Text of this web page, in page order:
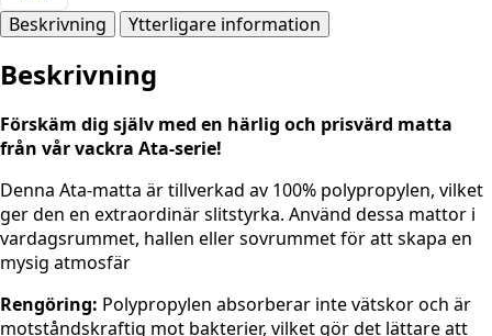
Beskrivning Ytterligare information
Beskrivning
Förskäm dig själv med en härlig och prisvärd matta
från vår vackra Ata-serie!
Denna Ata-matta är tillverkad av 100% polypropylen, vilket
ger den en extraordinär slitstyrka. Använd dessa mattor i
vardagsrummet, hallen eller sovrummet för att skapa en
mysig atmosfär
Rengöring: Polypropylen absorberar inte vätskor och är
motståndskraftig mot bakterier, vilket gör det lättare att